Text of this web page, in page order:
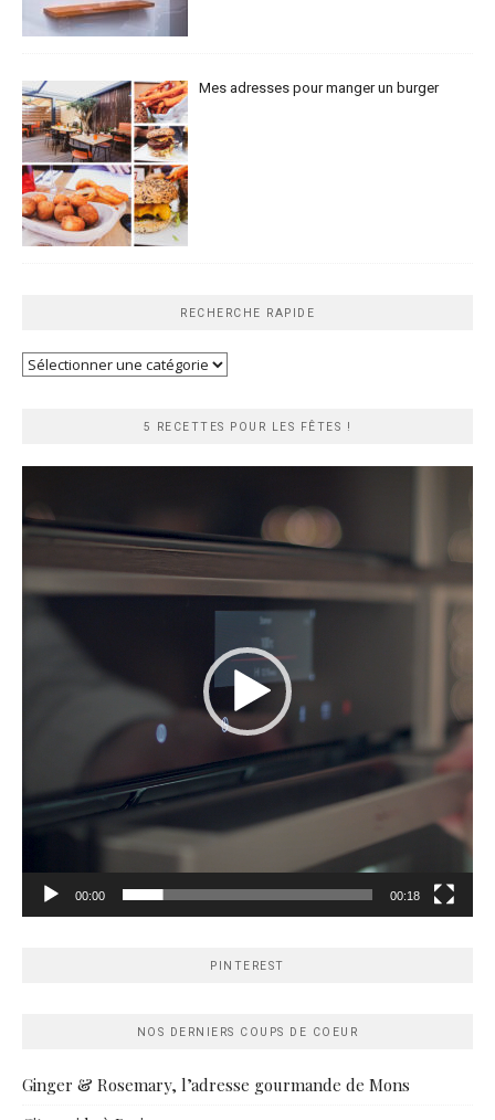
Mes adresses pour manger un burger
RECHERCHE RAPIDE
Recherche
5 RECETTES POUR LES FÊTES !
00:00 00:18
PINTEREST
NOS DERNIERS COUPS DE COEUR
Ginger & Rosemary, l’adresse gourmande de Mons